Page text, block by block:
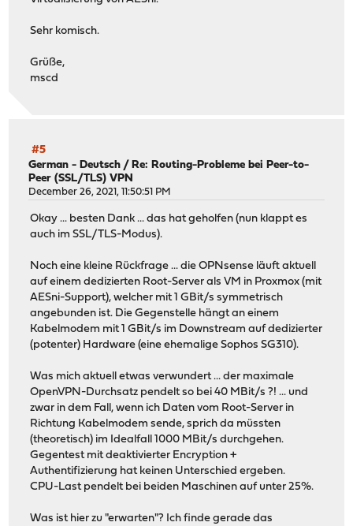
Sehr komisch.
Grüße,
mscd
#5
German - Deutsch / Re: Routing-Probleme bei Peer-to-
Peer (SSL/TLS) VPN
December 26, 2021, 11:50:51 PM
Okay ... besten Dank ... das hat geholfen (nun klappt es
auch im SSL/TLS-Modus).
Noch eine kleine Rückfrage ... die OPNsense läuft aktuell
auf einem dedizierten Root-Server als VM in Proxmox (mit
AESni-Support), welcher mit 1 GBit/s symmetrisch
angebunden ist. Die Gegenstelle hängt an einem
Kabelmodem mit 1 GBit/s im Downstream auf dedizierter
(potenter) Hardware (eine ehemalige Sophos SG310).
Was mich aktuell etwas verwundert ... der maximale
OpenVPN-Durchsatz pendelt so bei 40 MBit/s ?! ... und
zwar in dem Fall, wenn ich Daten vom Root-Server in
Richtung Kabelmodem sende, sprich da müssten
(theoretisch) im Idealfall 1000 MBit/s durchgehen.
Gegentest mit deaktivierter Encryption +
Authentifizierung hat keinen Unterschied ergeben.
CPU-Last pendelt bei beiden Maschinen auf unter 25%.
Was ist hier zu "erwarten"? Ich finde gerade das